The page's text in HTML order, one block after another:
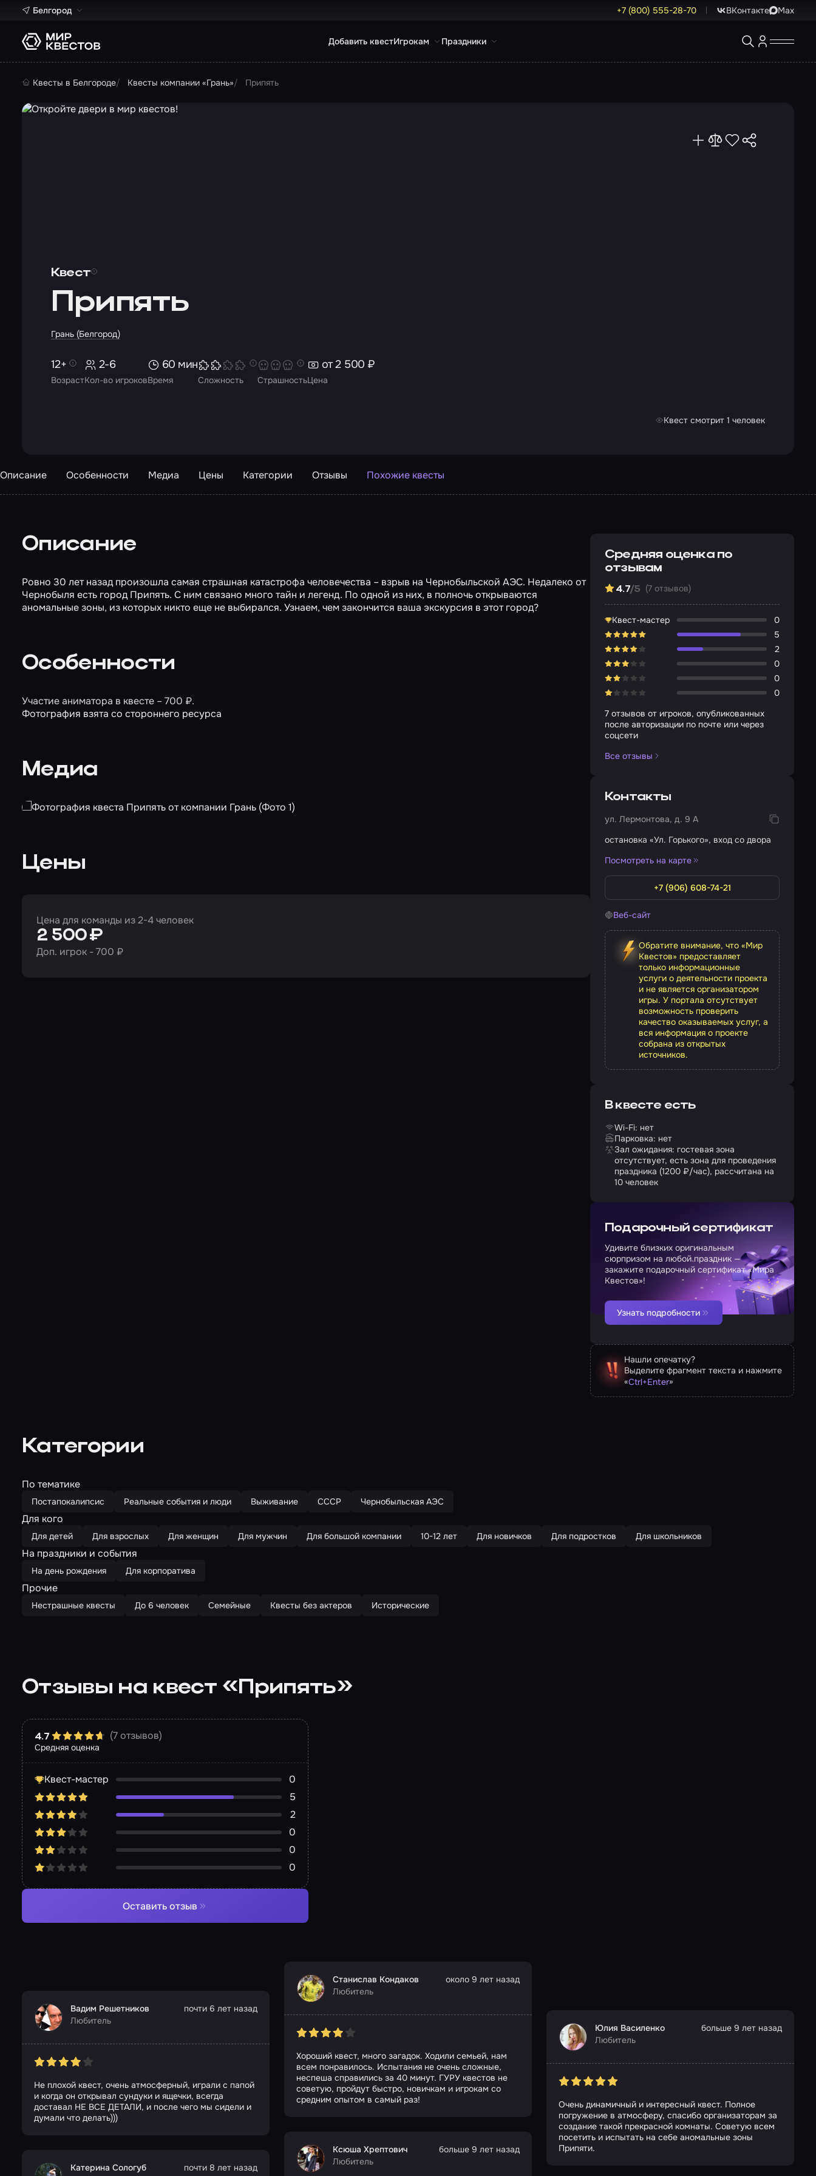
Белгород +7 (800) 555-28-70 ВКонтакте Max
Добавить квестИгрокам Праздники
Квесты в Белгороде Квесты компании «Грань» Припять
Квест
Припять
Грань (Белгород)
Возраст
12+
Кол-во игроков
2-6
Время
60 мин
Сложность СтрашностьЦена
от 2 500 ₽
Квест смотрит 1 человек
Описание Особенности Медиа Цены Категории Отзывы Похожие квесты
Описание
Ровно 30 лет назад произошла самая страшная катастрофа человечества – взрыв на Чернобыльской АЭС. Недалеко от
Чернобыля есть город Припять. С ним связано много тайн и легенд. По одной из них, в полночь открываются
аномальные зоны, из которых никто еще не выбирался. Узнаем, чем закончится ваша экскурсия в этот город?
Особенности
Участие аниматора в квесте – 700 ₽.
Фотография взята со стороннего ресурса
Медиа
Цены
Цена для команды из 2-4 человек
2 500 ₽
Доп. игрок - 700 ₽
Средняя оценка по
отзывам
4.7/5 (7 отзывов)
Квест-мастер
0
5
2
0
0
0
7 отзывов от игроков, опубликованных
после авторизации по почте или через
соцсети
Все отзывы
Контакты
ул. Лермонтова, д. 9 А
остановка «Ул. Горького», вход со двора
Посмотреть на карте
+7 (906) 608-74-21
Веб-сайт
Обратите внимание, что «Мир
Квестов» предоставляет
только информационные
услуги о деятельности проекта
и не является организатором
игры. У портала отсутствует
возможность проверить
качество оказываемых услуг, а
вся информация о проекте
собрана из открытых
источников.
В квесте есть
Wi-Fi: нет
Парковка: нет
Зал ожидания: гостевая зона
отсутствует, есть зона для проведения
праздника (1200 ₽/час), рассчитана на
10 человек
Подарочный сертификат
Удивите близких оригинальным
сюрпризом на любой праздник —
закажите подарочный сертификат «Мира
Квестов»!
Узнать подробности
Нашли опечатку?
Выделите фрагмент текста и нажмите
«Ctrl+Enter»
Категории
По тематике
Постапокалипсис Реальные события и люди Выживание СССР Чернобыльская АЭС
Для кого
Для детей Для взрослых Для женщин Для мужчин Для большой компании 10-12 лет Для новичков Для подростков Для школьников
На праздники и события
На день рождения Для корпоратива
Прочие
Нестрашные квесты До 6 человек Семейные Квесты без актеров Исторические
Отзывы на квест «Припять»
Средняя оценка
4.7 (7 отзывов)
Квест-мастер
0
5
2
0
0
0
Оставить отзыв
Вадим Решетников
Любитель
почти 6 лет назад
Не плохой квест, очень атмосферный, играли с папой
и когда он открывал сундуки и ящечки, всегда
доставал НЕ ВСЕ ДЕТАЛИ, и после чего мы сидели и
думали что делать)))
Катерина Сологуб
почти 8 лет назад
Станислав Кондаков
Любитель
около 9 лет назад
Хороший квест, много загадок. Ходили семьей, нам
всем понравилось. Испытания не очень сложные,
неспеша справились за 40 минут. ГУРУ квестов не
советую, пройдут быстро, новичкам и игрокам со
средним опытом в самый раз!
Ксюша Хрептович
Любитель
больше 9 лет назад
Юлия Василенко
Любитель
больше 9 лет назад
Очень динамичный и интересный квест. Полное
погружение в атмосферу, спасибо организаторам за
создание такой прекрасной комнаты. Советую всем
посетить и испытать на себе аномальные зоны
Припяти.